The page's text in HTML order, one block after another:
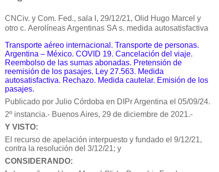
CNCiv. y Com. Fed., sala I, 29/12/21, Olid Hugo Marcel y
otro c. Aerolíneas Argentinas SA s. medida autosatisfactiva
Transporte aéreo internacional. Transporte de personas.
Argentina – México. COVID 19. Cancelación del viaje.
Reembolso de las sumas abonadas. Pretensión de
reemisión de los pasajes. Ley 27.563. Medida
autosatisfactiva. Rechazo. Medida cautelar. Emisión de los
pasajes.
Publicado por Julio Córdoba en DIPr Argentina el 05/09/24.
2º instancia.- Buenos Aires, 29 de diciembre de 2021.-
Y VISTO:
El recurso de apelación interpuesto y fundado el 9/12/21,
contra la resolución del 3/12/21; y
CONSIDERANDO: